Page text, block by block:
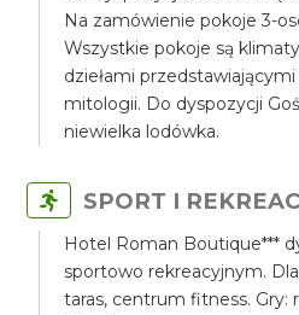
Na zamówienie pokoje 3-
Wszystkie pokoje są
dziełami
mitologii. Do dyspozycji
niewielka lodówka.
SPORT I
Hotel Roman Boutique***
sportowo rekreacyjnym.
taras, centrum fitness. Gry: